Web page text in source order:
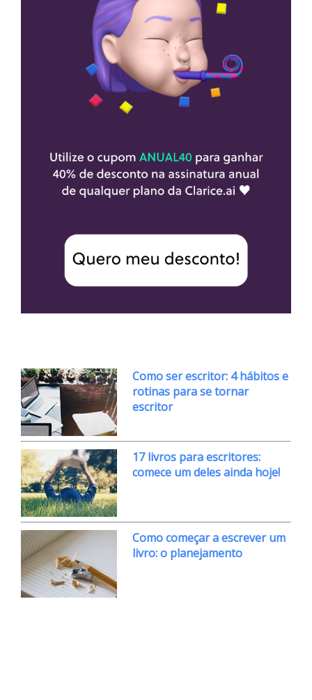
Como ser escritor: 4 hábitos e
rotinas para se tornar
escritor
17 livros para escritores:
comece um deles ainda hoje!
Como começar a escrever um
livro: o planejamento